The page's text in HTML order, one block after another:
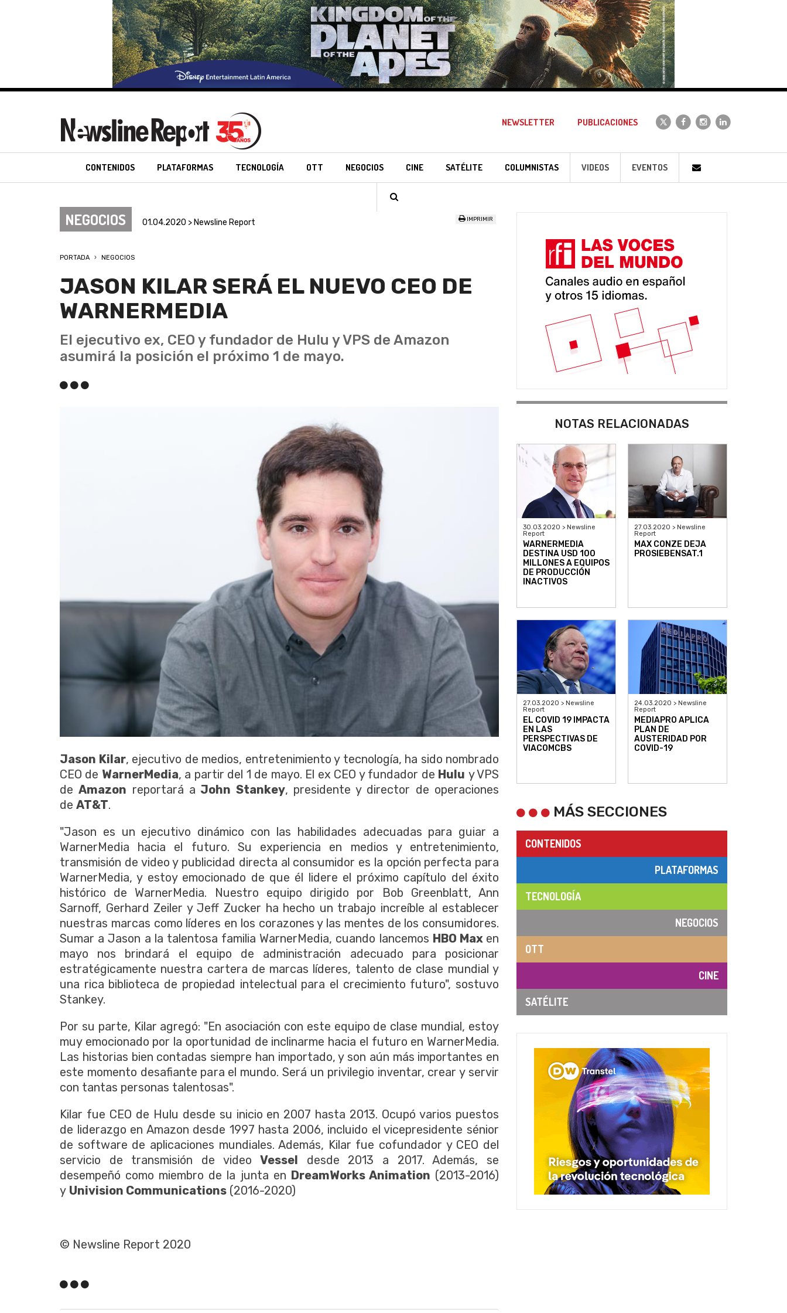
NEWSLETTER PUBLICACIONES
CONTENIDOS PLATAFORMAS TECNOLOGÍA OTT NEGOCIOS CINE SATÉLITE COLUMNISTAS VIDEOS EVENTOS
NEGOCIOS 01.04.2020 > Newsline Report IMPRIMIR
PORTADA NEGOCIOS
JASON KILAR SERÁ EL NUEVO CEO DE
WARNERMEDIA
El ejecutivo ex, CEO y fundador de Hulu y VPS de Amazon
asumirá la posición el próximo 1 de mayo.
Jason Kilar, ejecutivo de medios, entretenimiento y tecnología, ha sido nombrado
CEO de WarnerMedia, a partir del 1 de mayo. El ex CEO y fundador de Hulu y VPS
deAmazon reportará a John Stankey, presidente y director de operaciones
de AT&T.
"Jason es un ejecutivo dinámico con las habilidades adecuadas para guiar a
WarnerMedia hacia el futuro. Su experiencia en medios y entretenimiento,
transmisión de video y publicidad directa al consumidor es la opción perfecta para
WarnerMedia, y estoy emocionado de que él lidere el próximo capítulo del éxito
histórico de WarnerMedia. Nuestro equipo dirigido por Bob Greenblatt, Ann
Sarnoff, Gerhard Zeiler y Jeff Zucker ha hecho un trabajo increíble al establecer
nuestras marcas como líderes en los corazones y las mentes de los consumidores.
Sumar a Jason a la talentosa familia WarnerMedia, cuando lancemos HBO Max en
mayo nos brindará el equipo de administración adecuado para posicionar
estratégicamente nuestra cartera de marcas líderes, talento de clase mundial y
una rica biblioteca de propiedad intelectual para el crecimiento futuro", sostuvo
Stankey.
Por su parte, Kilar agregó: "En asociación con este equipo de clase mundial, estoy
muy emocionado por la oportunidad de inclinarme hacia el futuro en WarnerMedia.
Las historias bien contadas siempre han importado, y son aún más importantes en
este momento desafiante para el mundo. Será un privilegio inventar, crear y servir
con tantas personas talentosas".
Kilar fue CEO de Hulu desde su inicio en 2007 hasta 2013. Ocupó varios puestos
de liderazgo en Amazon desde 1997 hasta 2006, incluido el vicepresidente sénior
de software de aplicaciones mundiales. Además, Kilar fue cofundador y CEO del
servicio de transmisión de videoVessel desde 2013 a 2017. Además, se
desempeñó como miembro de la junta en DreamWorks Animation (2013-2016)
y Univision Communications (2016-2020)
© Newsline Report 2020
NOTAS RELACIONADAS
30.03.2020 > Newsline
Report
WARNERMEDIA
DESTINA USD 100
MILLONES A EQUIPOS
DE PRODUCCIÓN
INACTIVOS
27.03.2020 > Newsline
Report
MAX CONZE DEJA
PROSIEBENSAT.1
27.03.2020 > Newsline
Report
EL COVID 19 IMPACTA
EN LAS
PERSPECTIVAS DE
VIACOMCBS
24.03.2020 > Newsline
Report
MEDIAPRO APLICA
PLAN DE
AUSTERIDAD POR
COVID-19
MÁS SECCIONES
CONTENIDOS
PLATAFORMAS
TECNOLOGÍA
NEGOCIOS
OTT
CINE
SATÉLITE